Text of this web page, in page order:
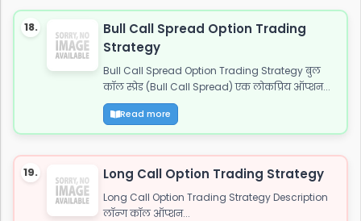
18.
Bull Call Spread Option Trading
Strategy
Bull Call Spread Option Trading Strategy बुल
कॉल स्प्रेड (Bull Call Spread) एक लोकप्रिय ऑप्शन...
Read more
19. Long Call Option Trading Strategy
Long Call Option Trading Strategy Description
लॉन्ग कॉल ऑप्शन...